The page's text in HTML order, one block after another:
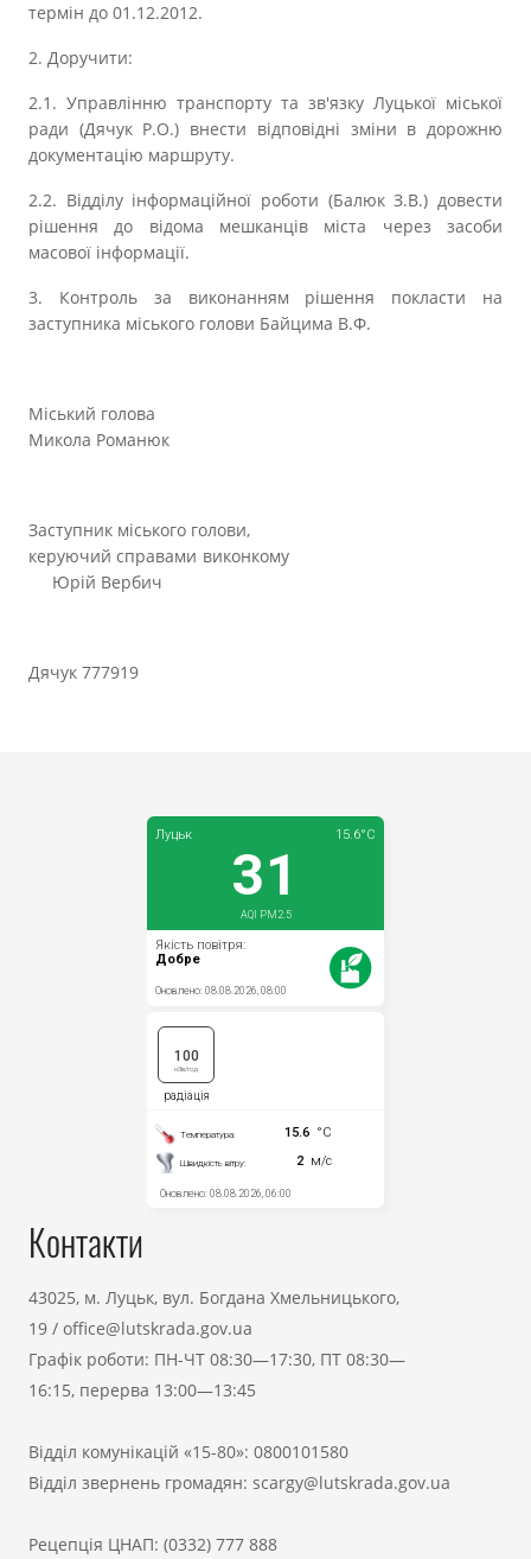
термін до 01.12.2012.
2. Доручити:
2.1. Управлінню транспорту та зв'язку Луцької міської
ради (Дячук Р.О.) внести відповідні зміни в дорожню
документацію маршруту.
2.2. Відділу інформаційної роботи (Балюк З.В.) довести
рішення до відома мешканців міста через засоби
масової інформації.
3. Контроль за виконанням рішення покласти на
заступника міського голови Байцима В.Ф.
Міський голова
Микола Романюк
Заступник міського голови,
керуючий справами виконкому
Юрій Вербич
Дячук 777919
Контакти
43025, м. Луцьк, вул. Богдана Хмельницького,
19 / office@lutskrada.gov.ua
Графік роботи: ПН-ЧТ 08:30—17:30, ПТ 08:30—
16:15, перерва 13:00—13:45
Відділ комунікацій «15-80»: 0800101580
Відділ звернень громадян: scargy@lutskrada.gov.ua
Рецепція ЦНАП: (0332) 777 888